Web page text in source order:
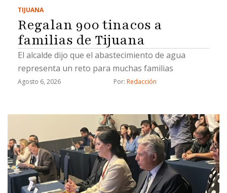
TIJUANA
Regalan 900 tinacos a
familias de Tijuana
El alcalde dijo que el abastecimiento de agua
representa un reto para muchas familias
Agosto 6, 2026 Por: Redacción